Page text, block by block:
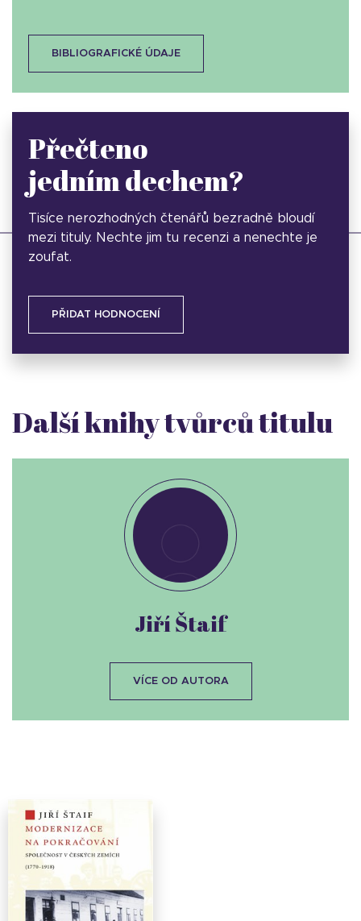
BIBLIOGRAFICKÉ ÚDAJE
Přečteno
jedním dechem?
Tisíce nerozhodných čtenářů bezradně bloudí
mezi tituly. Nechte jim tu recenzi a nenechte je
zoufat.
PŘIDAT HODNOCENÍ
Další knihy tvůrců titulu
Jiří Štaif
VÍCE OD AUTORA